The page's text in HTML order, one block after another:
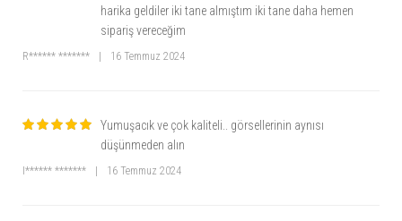
harika geldiler iki tane almıştım iki tane daha hemen
sipariş vereceğim
R****** ******* 16 Temmuz 2024
Yumuşacık ve çok kaliteli.. görsellerinin aynısı
düşünmeden alın
I****** ******* 16 Temmuz 2024